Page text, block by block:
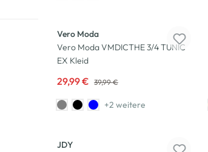
Vero Moda
Vero Moda VMDICTHE 3/4 TUNIC
EX Kleid
29,99 € 39,99 €
+2 weitere
JDY